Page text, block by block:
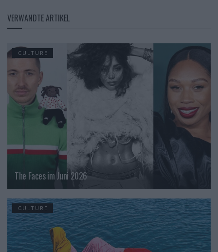
VERWANDTE ARTIKEL
CULTURE
The Faces im Juni 2026
CULTURE